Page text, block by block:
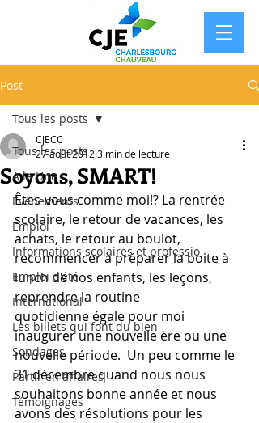
Post
Tous les posts
À la Une
Événements
Emploi
Informations scolaires et professio
Emploi d'été
International
Les billets qui font du bien
Sondages
Partir en affaires
Témoignages
Tous les posts
Soyons, SMART!
CJECC
27 août 2012 3 min de lecture
Êtes-vous comme moi!? La rentrée
scolaire, le retour de vacances, les
achats, le retour au boulot,
recommencer à préparer la boite à
lunch de nos enfants, les leçons,
reprendre la routine
quotidienne égale pour moi
inaugurer une nouvelle ère ou une
nouvelle période.  Un peu comme le
31 décembre quand nous nous
souhaitons bonne année et nous
avons des résolutions pour les